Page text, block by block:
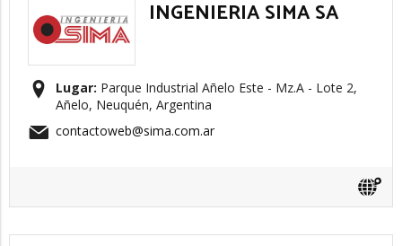
INGENIERIA SIMA SA
Lugar: Parque Industrial Añelo Este - Mz.A - Lote 2,
Añelo, Neuquén, Argentina
contactoweb@sima.com.ar